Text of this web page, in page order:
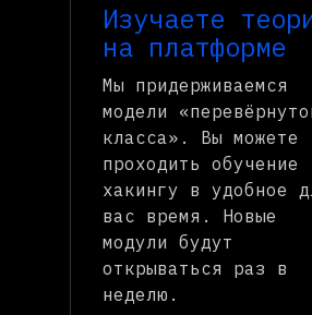
Изучаете
на платформе
Мы придерживаемся
модели
класса». Вы можете
проходить обучение
хакингу в удобное
вас время. Новые
модули будут
открываться раз в
неделю.